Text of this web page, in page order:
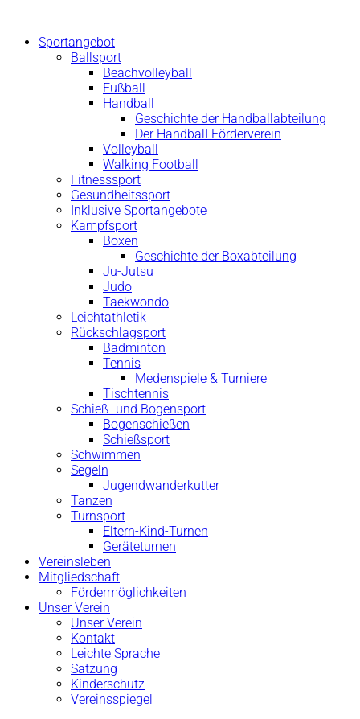
springenSportangebot
Ballsport
Beachvolleyball
Fußball
Handball
Geschichte der Handballabteilung
Der Handball Förderverein
Volleyball
Walking Football
Fitnesssport
Gesundheitssport
Inklusive Sportangebote
Kampfsport
Boxen
Geschichte der Boxabteilung
Ju-Jutsu
Judo
Taekwondo
Leichtathletik
Rückschlagsport
Badminton
Tennis
Medenspiele & Turniere
Tischtennis
Schieß- und Bogensport
Bogenschießen
Schießsport
Schwimmen
Segeln
Jugendwanderkutter
Tanzen
Turnsport
Eltern-Kind-Turnen
Geräteturnen
Vereinsleben
Mitgliedschaft
Fördermöglichkeiten
Unser Verein
Unser Verein
Kontakt
Leichte Sprache
Satzung
Kinderschutz
Vereinsspiegel